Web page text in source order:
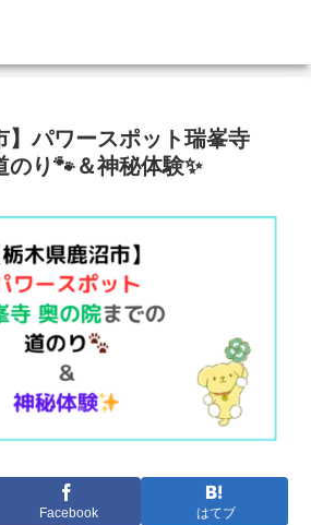
】パワースポット瑞峯寺
のり🐾＆神秘体験✨
Facebook はてブ